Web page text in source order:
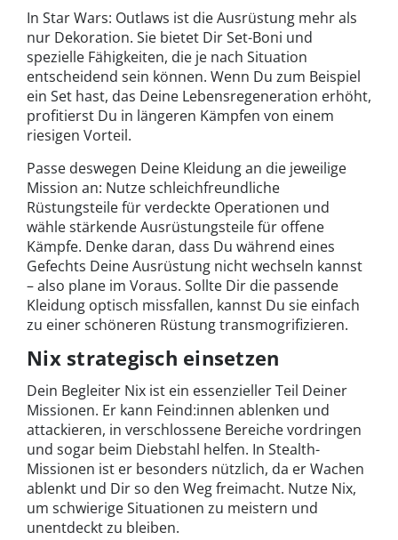
In Star Wars: Outlaws ist die Ausrüstung mehr als
nur Dekoration. Sie bietet Dir Set-Boni und
spezielle Fähigkeiten, die je nach Situation
entscheidend sein können. Wenn Du zum Beispiel
ein Set hast, das Deine Lebensregeneration erhöht,
profitierst Du in längeren Kämpfen von einem
riesigen Vorteil.
Passe deswegen Deine Kleidung an die jeweilige
Mission an: Nutze schleichfreundliche
Rüstungsteile für verdeckte Operationen und
wähle stärkende Ausrüstungsteile für offene
Kämpfe. Denke daran, dass Du während eines
Gefechts Deine Ausrüstung nicht wechseln kannst
– also plane im Voraus. Sollte Dir die passende
Kleidung optisch missfallen, kannst Du sie einfach
zu einer schöneren Rüstung transmogrifizieren.
Nix strategisch einsetzen
Dein Begleiter Nix ist ein essenzieller Teil Deiner
Missionen. Er kann Feind:innen ablenken und
attackieren, in verschlossene Bereiche vordringen
und sogar beim Diebstahl helfen. In Stealth-
Missionen ist er besonders nützlich, da er Wachen
ablenkt und Dir so den Weg freimacht. Nutze Nix,
um schwierige Situationen zu meistern und
unentdeckt zu bleiben.